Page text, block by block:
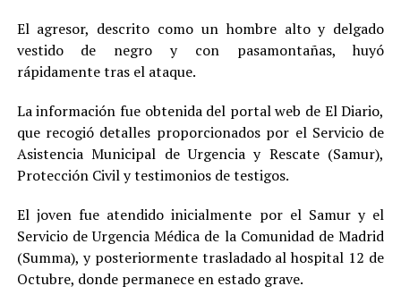
El agresor, descrito como un hombre alto y delgado
vestido de negro y con pasamontañas, huyó
rápidamente tras el ataque.
La información fue obtenida del portal web de El Diario,
que recogió detalles proporcionados por el Servicio de
Asistencia Municipal de Urgencia y Rescate (Samur),
Protección Civil y testimonios de testigos.
El joven fue atendido inicialmente por el Samur y el
Servicio de Urgencia Médica de la Comunidad de Madrid
(Summa), y posteriormente trasladado al hospital 12 de
Octubre, donde permanece en estado grave.